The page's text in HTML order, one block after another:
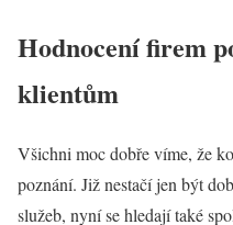
Hodnocení firem
klientům
Všichni moc dobře víme, že
poznání. Již nestačí jen být
služeb, nyní se hledají také